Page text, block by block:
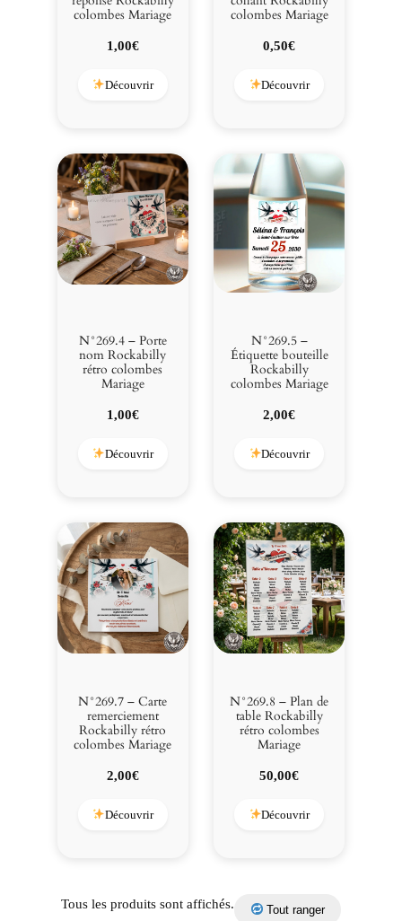
colombes Mariage
1,00€
Découvrir
colombes Mariage
0,50€
Découvrir
N°269.4 – Porte
nom Rockabilly
rétro colombes
Mariage
1,00€
Découvrir
N°269.5 –
Étiquette bouteille
Rockabilly
colombes Mariage
2,00€
Découvrir
N°269.7 – Carte
remerciement
Rockabilly rétro
colombes Mariage
2,00€
Découvrir
N°269.8 – Plan de
table Rockabilly
rétro colombes
Mariage
50,00€
Découvrir
Tous les produits sont affichés. Tout ranger